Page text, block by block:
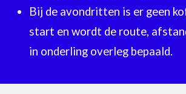
Bij de avondritten is er geen
start en wordt de route,
in onderling overleg bepaald.